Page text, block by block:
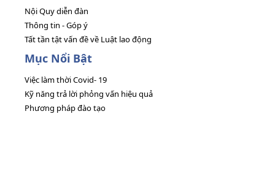
Nội Quy diễn đàn
Thông tin - Góp ý
Tất tần tật vấn đề về Luật lao động
Mục Nổi Bật
Việc làm thời Covid- 19
Kỹ năng trả lời phỏng vấn hiệu quả
Phương pháp đào tạo